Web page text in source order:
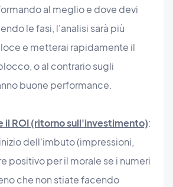
al meglio e dove devi
le fasi, l'analisi sarà più
e metterai rapidamente il
o al contrario sugli
buone performance.
il ROI (ritorno sull'investimento):
dell'imbuto (impressioni,
positivo per il morale se i numeri
che non stiate facendo